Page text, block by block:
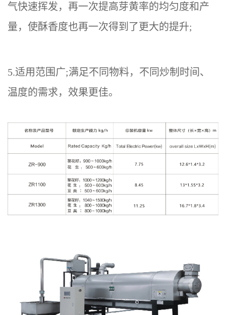
气快速挥发，再一次提高芽黄率的均匀度和产
量，使酥香度也再一次得到了更大的提升;
5.适用范围广;满足不同物料，不同炒制时间、
温度的需求，效果更佳。